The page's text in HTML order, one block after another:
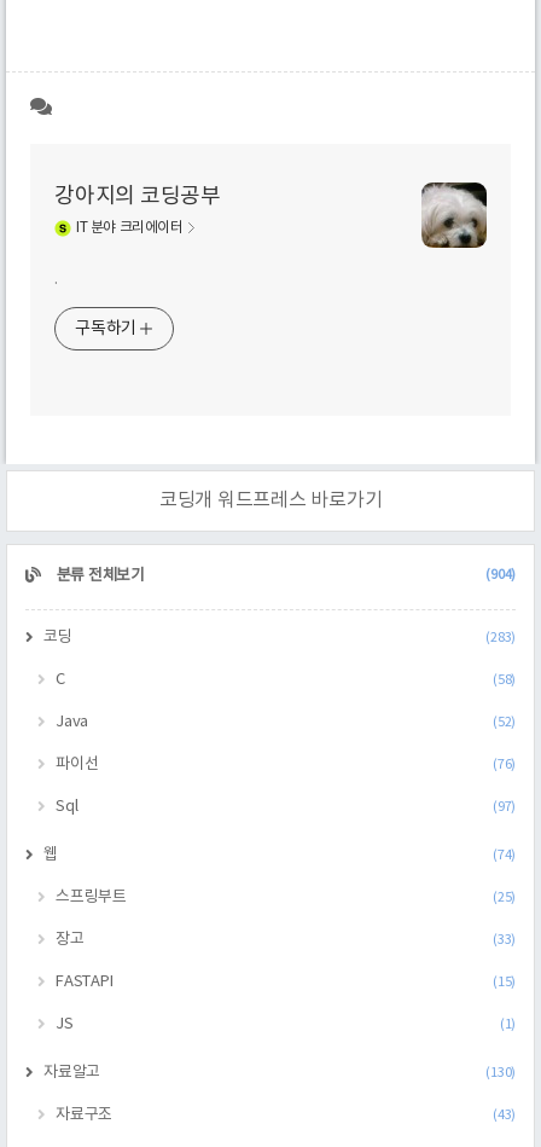
강아지의 코딩공부
IT분야 크리에이터
.
구독하기
코딩개 워드프레스 바로가기
CATEGORY
분류 전체보기 (904)
코딩 (283)
C (58)
Java (52)
파이선 (76)
Sql (97)
웹 (74)
스프링부트 (25)
장고 (33)
FASTAPI (15)
JS (1)
자료알고 (130)
자료구조 (43)